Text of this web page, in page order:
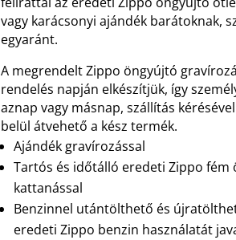
vagy karácsonyi ajándék barátoknak,
egyaránt.
A megrendelt Zippo öngyújtó
rendelés napján elkészítjük, így
aznap vagy másnap, szállítás
belül átvehető a kész termék.
Ajándék gravírozással
Tartós és időtálló eredeti Zippo fém
kattanással
Benzinnel utántölthető és
eredeti Zippo benzin használatát